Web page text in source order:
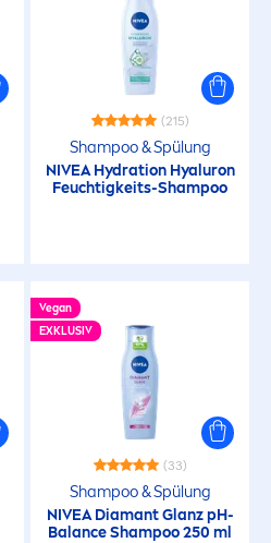
(215)
Shampoo & Spülung
NIVEA Hydration Hyaluron
Feuchtigkeits-Shampoo
Vegan
EXKLUSIV
(33)
Shampoo & Spülung
NIVEADiamant Glanz pH-
BalanceShampoo 250 ml